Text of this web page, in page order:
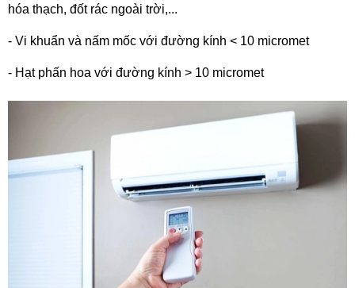
hóa thạch, đốt rác ngoài trời,...
- Vi khuẩn và nấm mốc với đường kính < 10 micromet
- Hạt phấn hoa với đường kính > 10 micromet